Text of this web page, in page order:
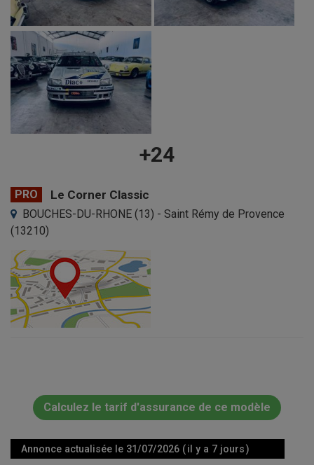
+24
PRO Le Corner Classic
BOUCHES-DU-RHONE (13) - Saint Rémy de Provence
(13210)
Calculez le tarif d'assurance de ce modèle
Annonce actualisée le 31/07/2026 ( il y a 7 jours )